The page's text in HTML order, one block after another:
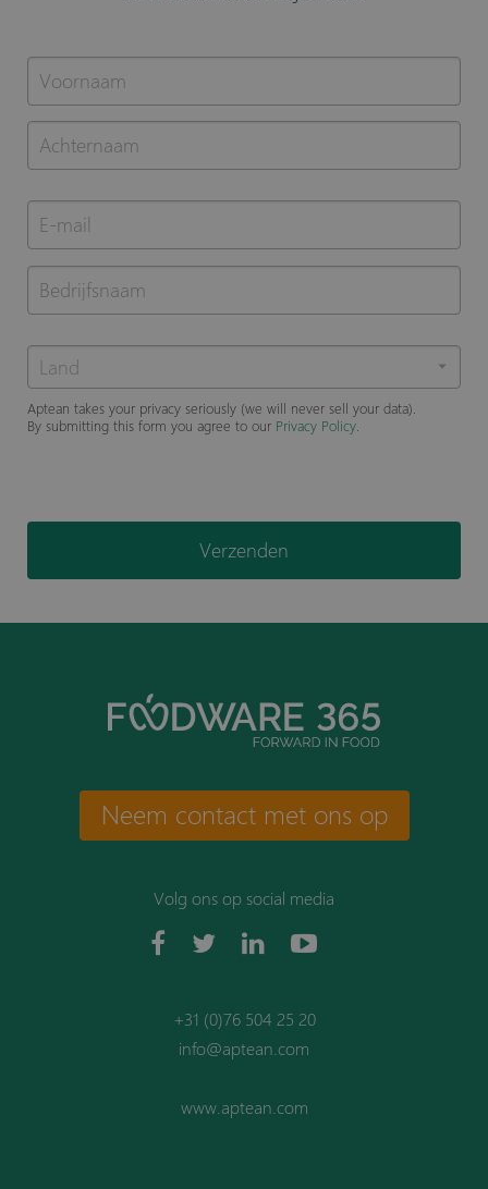
Aptean takes your privacy seriously (we will never sell your data).
By submitting this form you agree to our Privacy Policy
Verzenden
Neem contact met ons op
Volg ons op social media
+31 (0)76 504 25 20
info@aptean.com
www.aptean.com